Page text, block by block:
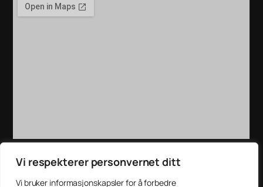
Vi respekterer personvernet ditt
Vi bruker informasjonskapsler for å forbedre